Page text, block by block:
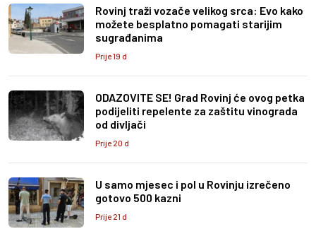
Rovinj traži vozače velikog srca: Evo kako
možete besplatno pomagati starijim
sugrađanima
Prije 19 d
ODAZOVITE SE! Grad Rovinj će ovog petka
podijeliti repelente za zaštitu vinograda
od divljači
Prije 20 d
U samo mjesec i pol u Rovinju izrečeno
gotovo 500 kazni
Prije 21 d